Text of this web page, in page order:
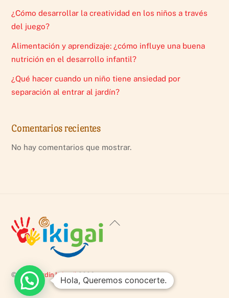
¿Cómo desarrollar la creatividad en los niños a través
del juego?
Alimentación y aprendizaje: ¿cómo influye una buena
nutrición en el desarrollo infantil?
¿Qué hacer cuando un niño tiene ansiedad por
separación al entrar al jardín?
Comentarios recientes
No hay comentarios que mostrar.
Back
© ikigai Jardín Infantil2026
Hola, Queremos conocerte.